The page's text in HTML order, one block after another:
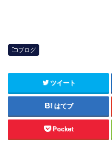
ブログ
ツイート
はてブ
Pocket